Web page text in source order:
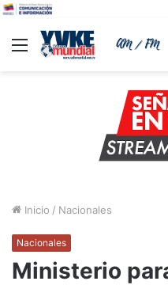
Menu
Inicio / Nacionales
Nacionales
Ministerio